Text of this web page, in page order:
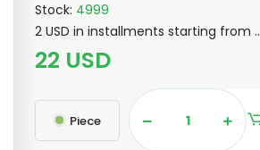
Stock: 4999
2 USD in installments starting from ..
22 USD
Piece